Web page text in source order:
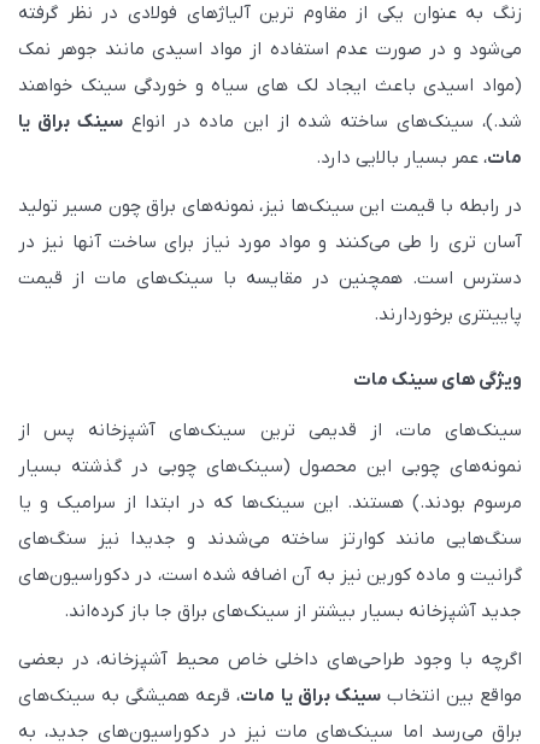
زنگ به عنوان یکی از مقاوم ترین آلیاژهای فولادی در نظر گرفته
می‌شود و در صورت عدم استفاده از مواد اسیدی مانند جوهر نمک
(مواد اسیدی باعث ایجاد لک های سیاه و خوردگی سینک خواهند
شد.)، سینک‌های ساخته شده از این ماده در انواع سینک براق یا
مات، عمر بسیار بالایی دارد.
در رابطه با قیمت این سینک‌ها نیز، نمونه‌های براق چون مسیر تولید
آسان تری را طی می‌کنند و مواد مورد نیاز برای ساخت آنها نیز در
دسترس است. همچنین در مقایسه با سینک‌های مات از قیمت
پایینتری برخوردارند.
ویژگی های سینک مات
سینک‌های مات، از قدیمی ترین سینک‌های آشپزخانه پس از
نمونه‌های چوبی این محصول (سینک‌های چوبی در گذشته بسیار
مرسوم بودند.) هستند. این سینک‌ها که در ابتدا از سرامیک و یا
سنگ‌هایی مانند کوارتز ساخته می‌شدند و جدیدا نیز سنگ‌های
گرانیت و ماده کورین نیز به آن اضافه شده است، در دکوراسیون‌های
جدید آشپزخانه بسیار بیشتر از سینک‌های براق جا باز کرده‌اند.
اگرچه با وجود طراحی‌های داخلی خاص محیط آشپزخانه، در بعضی
مواقع بین انتخابسینک براق یا مات، قرعه همیشگی به سینک‌های
براق می‌رسد اما سینک‌های مات نیز در دکوراسیون‌های جدید، به